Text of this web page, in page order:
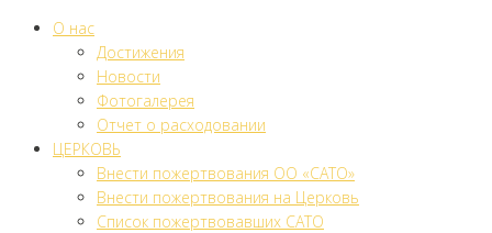
О нас
Достижения
Новости
Фотогалерея
Отчет о расходовании
ЦЕРКОВЬ
Внести пожертвования ОО «САТО»
Внести пожертвования на Церковь
Список пожертвовавших САТО